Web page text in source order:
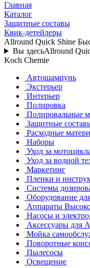
Главная
Каталог
Защитные составы
Квик-детейлеры
Allround Quick Shine
Вы здесьAllround
Koch Chemie
Автошампунь
Экстерьер
Интерьер
Полировка
Полировальные
Защитные
Расходные
Наборы
Уход за
Уход за водной
Маркетинг
Пленки и
Системы
Оборудование
Аппараты
Насосы и
Аксессуары для
Мойка
Поворотные
Пылесосы
Освещение